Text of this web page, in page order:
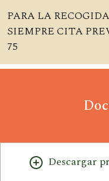
PARA LA
SIEMPRE CITA
75
Descargar